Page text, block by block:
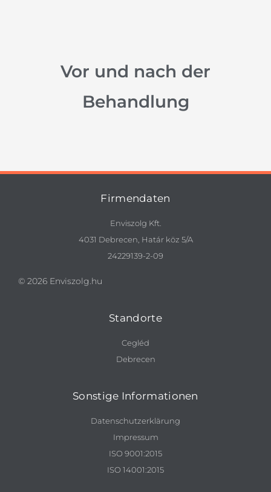
Vor und nach der
Behandlung
Firmendaten
Enviszolg Kft.
4031 Debrecen, Határ köz 5/A
24229139-2-09
© 2026 Enviszolg.hu
Standorte
Cegléd
Debrecen
Sonstige Informationen
Datenschutzerklärung
Impressum
ISO 9001:2015
ISO 14001:2015